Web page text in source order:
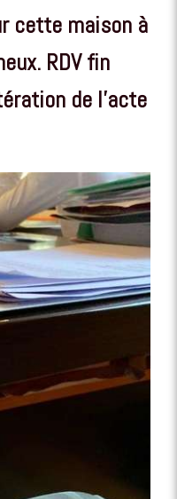
cette maison à
RDV fin
de l'acte